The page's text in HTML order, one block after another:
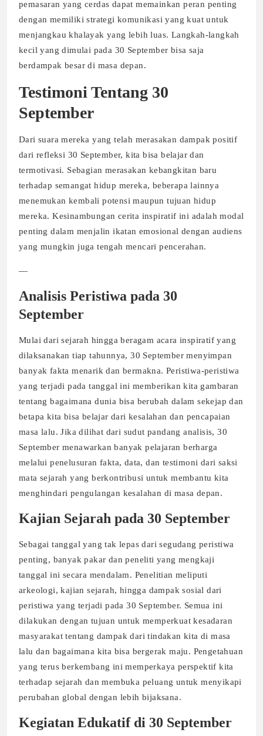
pemasaran yang cerdas dapat memainkan peran penting
dengan memiliki strategi komunikasi yang kuat untuk
menjangkau khalayak yang lebih luas. Langkah-langkah
kecil yang dimulai pada 30 September bisa saja
berdampak besar di masa depan.
Testimoni Tentang 30
September
Dari suara mereka yang telah merasakan dampak positif
dari refleksi 30 September, kita bisa belajar dan
termotivasi. Sebagian merasakan kebangkitan baru
terhadap semangat hidup mereka, beberapa lainnya
menemukan kembali potensi maupun tujuan hidup
mereka. Kesinambungan cerita inspiratif ini adalah modal
penting dalam menjalin ikatan emosional dengan audiens
yang mungkin juga tengah mencari pencerahan.
—
Analisis Peristiwa pada 30
September
Mulai dari sejarah hingga beragam acara inspiratif yang
dilaksanakan tiap tahunnya, 30 September menyimpan
banyak fakta menarik dan bermakna. Peristiwa-peristiwa
yang terjadi pada tanggal ini memberikan kita gambaran
tentang bagaimana dunia bisa berubah dalam sekejap dan
betapa kita bisa belajar dari kesalahan dan pencapaian
masa lalu. Jika dilihat dari sudut pandang analisis, 30
September menawarkan banyak pelajaran berharga
melalui penelusuran fakta, data, dan testimoni dari saksi
mata sejarah yang berkontribusi untuk membantu kita
menghindari pengulangan kesalahan di masa depan.
Kajian Sejarah pada 30 September
Sebagai tanggal yang tak lepas dari segudang peristiwa
penting, banyak pakar dan peneliti yang mengkaji
tanggal ini secara mendalam. Penelitian meliputi
arkeologi, kajian sejarah, hingga dampak sosial dari
peristiwa yang terjadi pada 30 September. Semua ini
dilakukan dengan tujuan untuk memperkuat kesadaran
masyarakat tentang dampak dari tindakan kita di masa
lalu dan bagaimana kita bisa bergerak maju. Pengetahuan
yang terus berkembang ini memperkaya perspektif kita
terhadap sejarah dan membuka peluang untuk menyikapi
perubahan global dengan lebih bijaksana.
Kegiatan Edukatif di 30 September